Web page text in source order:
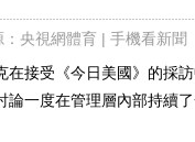
：央視網體育 | 手機看新聞
接受《今日美國》的採訪
論一度在管理層內部持續